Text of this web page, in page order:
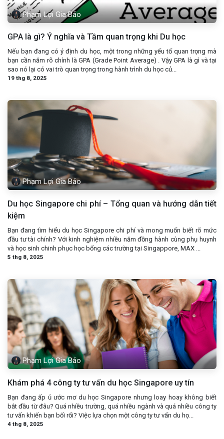
Phạm Lợi Gia Bảo
GPA là gì? Ý nghĩa và Tầm quan trọng khi Du học
Nếu bạn đang có ý định du học, một trong những yếu tố quan trọng mà
bạn cần nắm rõ chính là GPA (Grade Point Average) . Vậy GPA là gì và tại
sao nó lại có vai trò quan trọng trong hành trình du học củ...
19 thg 8, 2025
Phạm Lợi Gia Bảo
Du học Singapore chi phí – Tổng quan và hướng dẫn tiết
kiệm
Bạn đang tìm hiểu du học Singapore chi phí và mong muốn biết rõ mức
đầu tư tài chính? Với kinh nghiệm nhiều năm đồng hành cùng phụ huynh
và học sinh chinh phục học bổng các trường tại Singappore, MAX ...
5 thg 8, 2025
Phạm Lợi Gia Bảo
Khám phá 4 công ty tư vấn du học Singapore uy tín
Bạn đang ấp ủ ước mơ du học Singapore nhưng loay hoay không biết
bắt đầu từ đâu? Quá nhiều trường, quá nhiều ngành và quá nhiều công ty
tư vấn khiến bạn bối rối? Việc lựa chọn một công ty tư vấn du họ...
4 thg 8, 2025